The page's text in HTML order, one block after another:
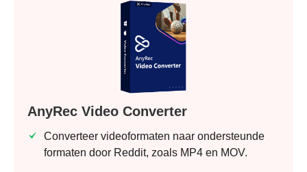
AnyRec Video Converter
Converteer videoformaten naar ondersteunde
formaten door Reddit, zoals MP4 en MOV.